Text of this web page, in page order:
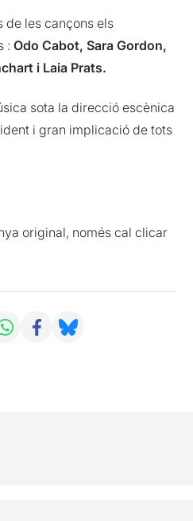
de les cançons els
: Odo Cabot, Sara Gordon,
i Laia Prats.
sota la direcció escènica
i gran implicació de tots
original, només cal clicar